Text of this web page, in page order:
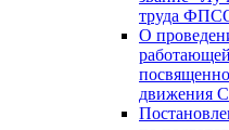
труда
О
движения